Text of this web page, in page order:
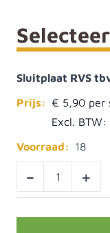
Sluitplaat RVS
Prijs: € 5,90
Excl. BTW:
Voorraad:
18
- +